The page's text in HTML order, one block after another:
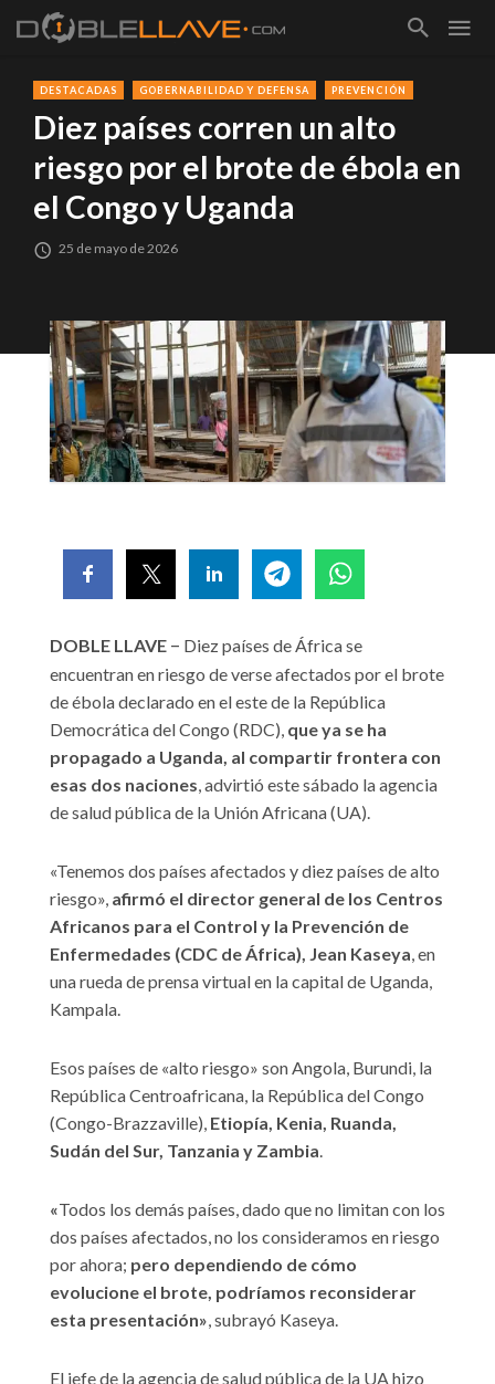
DESTACADAS GOBERNABILIDAD Y DEFENSA PREVENCIÓN
Diez países corren un alto
riesgo por el brote de ébola en
el Congo y Uganda
25 de mayo de 2026
DOBLE LLAVE – Diez países de África se
encuentran en riesgo de verse afectados por el brote
de ébola declarado en el este de la República
Democrática del Congo (RDC), que ya se ha
propagado a Uganda, al compartir frontera con
esas dos naciones, advirtió este sábado la agencia
de salud pública de la Unión Africana (UA).
«Tenemos dos países afectados y diez países de alto
riesgo», afirmó el director general de los Centros
Africanos para el Control y la Prevención de
Enfermedades (CDC de África), Jean Kaseya, en
una rueda de prensa virtual en la capital de Uganda,
Kampala.
Esos países de «alto riesgo» son Angola, Burundi, la
República Centroafricana, la República del Congo
(Congo-Brazzaville), Etiopía, Kenia, Ruanda,
Sudán del Sur, Tanzania y Zambia.
«Todos los demás países, dado que no limitan con los
dos países afectados, no los consideramos en riesgo
por ahora; pero dependiendo de cómo
evolucione el brote, podríamos reconsiderar
esta presentación», subrayó Kaseya.
El jefe de la agencia de salud pública de la UA hizo